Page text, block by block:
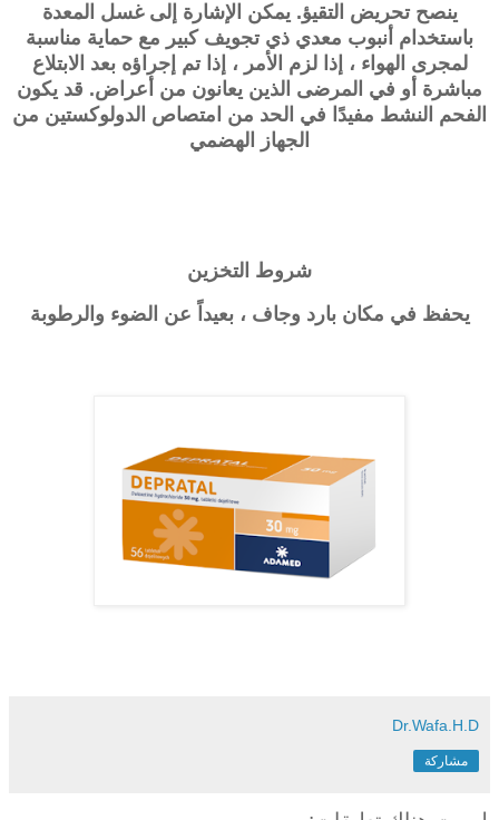
ينصح تحريض التقيؤ. يمكن الإشارة إلى غسل المعدة
باستخدام أنبوب معدي ذي تجويف كبير مع حماية مناسبة
لمجرى الهواء ، إذا لزم الأمر ، إذا تم إجراؤه بعد الابتلاع
مباشرة أو في المرضى الذين يعانون من أعراض. قد يكون
الفحم النشط مفيدًا في الحد من امتصاص الدولوكستين من
الجهاز الهضمي
شروط التخزين
يحفظ في مكان بارد وجاف ، بعيداً عن الضوء والرطوبة
Dr.Wafa.H.D
مشاركة